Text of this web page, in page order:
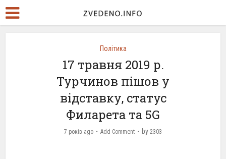
Політика
17 травня 2019 р.
Турчинов пішов у
відставку, статус
Филарета та 5G
7 років ago Add Comment by 2303